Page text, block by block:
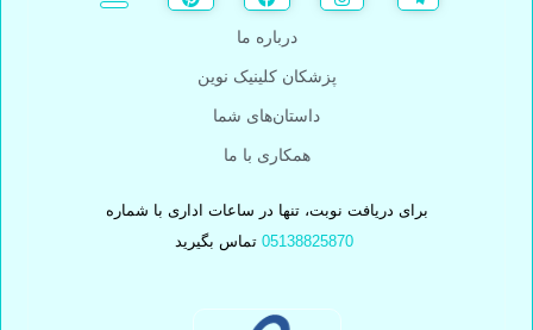
درباره ما
پزشکان کلینیک نوین
داستان‌های شما
همکاری با ما
برای دریافت نوبت، تنها در ساعات اداری با شماره
05138825870 تماس بگیرید